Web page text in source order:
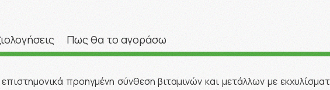
Πως θα το αγοράσω
επιστημονικά προηγμένη σύνθεση βιταμινών και μετάλλων με